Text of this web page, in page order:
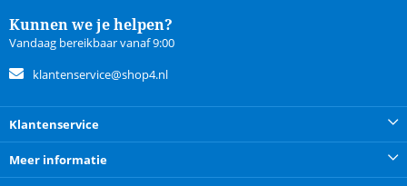
Kunnen we je helpen?
Vandaag bereikbaar vanaf 9:00
klantenservice@shop4.nl
Klantenservice
Meer informatie